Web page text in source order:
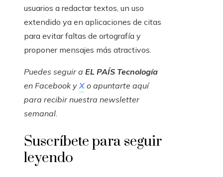
usuarios a redactar textos, un uso
extendido ya en aplicaciones de citas
para evitar faltas de ortografía y
proponer mensajes más atractivos.
Puedes seguir a EL PAÍS Tecnología
en FacebookyX o apuntarte aquí
para recibir nuestra newsletter
semanal.
Suscríbete para seguir
leyendo